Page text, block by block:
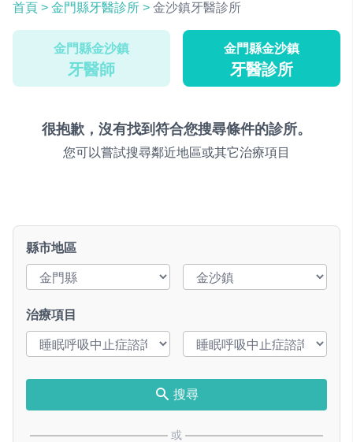
首頁 > 金門縣牙醫診所 > 金沙鎮牙醫診所
金門縣金沙鎮
牙醫師
金門縣金沙鎮
牙醫診所
很抱歉，沒有找到符合您搜尋條件的診所。
您可以嘗試搜尋鄰近地區或其它治療項目
縣市地區
治療項目
搜尋
或